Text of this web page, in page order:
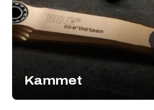
Kammet